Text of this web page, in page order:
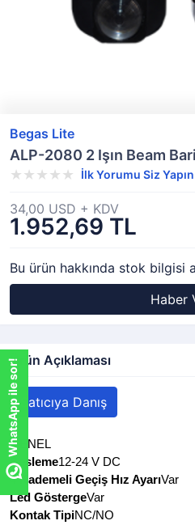
Begas Lite
ALP-2080 2 Işın Beam
İlk Yorumu Siz Yapın
1.952,69 TL
34,00 USD + KDV
Bu ürün hakkında stok bilgisi
Haber
Ürün Açıklaması
Satıcıya Danış
GENEL
Besleme12-24 V DC
4 Kademeli Geçiş Hız AyarıVar
Led GöstergeVar
Kontak TipiNC/NO
WhatsApp ile sor!
WhatsApp ile sor!